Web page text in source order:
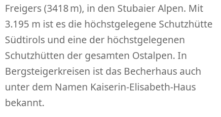
Freigers (3418 m), in den Stubaier Alpen. Mit
3.195 m ist es die höchstgelegene Schutzhütte
Südtirols und eine der höchstgelegenen
Schutzhütten der gesamten Ostalpen. In
Bergsteigerkreisen ist das Becherhaus auch
unter dem Namen Kaiserin-Elisabeth-Haus
bekannt.